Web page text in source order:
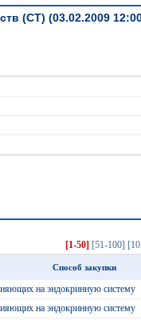
(СТ) (03.02.2009
[1-50] [51-100]
Способ закупки
на эндокринную систему
на эндокринную систему